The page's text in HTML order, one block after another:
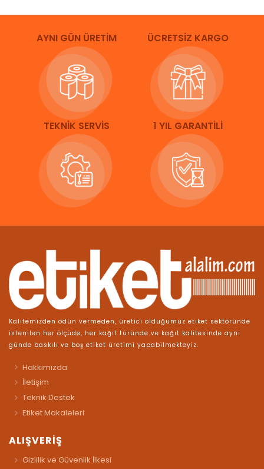
AYNI GÜN ÜRETİM ÜCRETSİZ KARGO
TEKNİK SERVİS 1 YIL GARANTİLİ
Kalitemizden ödün vermeden, üretici olduğumuz etiket sektöründe
istenilen her ölçüde, her kağıt türünde ve kağıt kalitesinde aynı
günde baskılı ve boş etiket üretimi yapabilmekteyiz.
Hakkımızda
İletişim
Teknik Destek
Etiket Makaleleri
ALIŞVERİŞ
Gizlilik ve Güvenlik İlkesi